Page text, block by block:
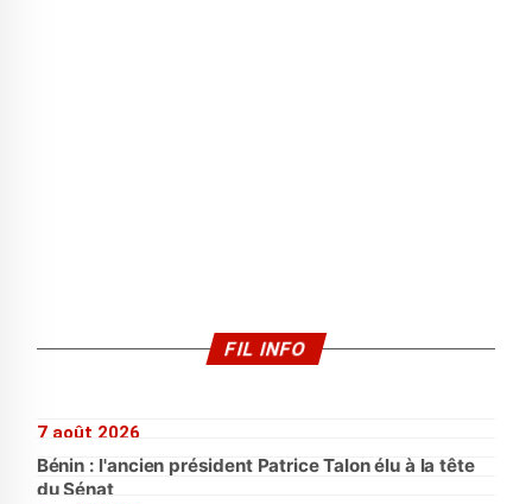
FIL INFO
7 août 2026
Bénin : l'ancien président Patrice Talon élu à la tête
du Sénat